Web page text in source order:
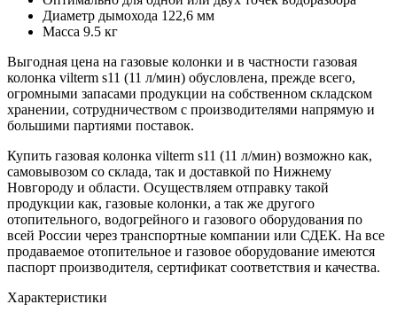
Диаметр дымохода 122,6 мм
Масса 9.5 кг
Выгодная цена на газовые колонки и в частности газовая
колонка vilterm s11 (11 л/мин) обусловлена, прежде всего,
огромными запасами продукции на собственном складском
хранении, сотрудничеством с производителями напрямую и
большими партиями поставок.
Купить газовая колонка vilterm s11 (11 л/мин) возможно как,
самовывозом со склада, так и доставкой по Нижнему
Новгороду и области. Осуществляем отправку такой
продукции как, газовые колонки, а так же другого
отопительного, водогрейного и газового оборудования по
всей России через транспортные компании или СДЕК. На все
продаваемое отопительное и газовое оборудование имеются
паспорт производителя, сертификат соответствия и качества.
Характеристики